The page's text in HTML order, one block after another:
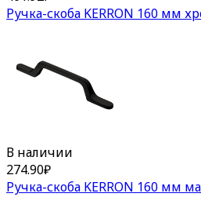
Ручка-скоба KERRON 160 мм
В наличии
274.90₽
Ручка-скоба KERRON 160 мм